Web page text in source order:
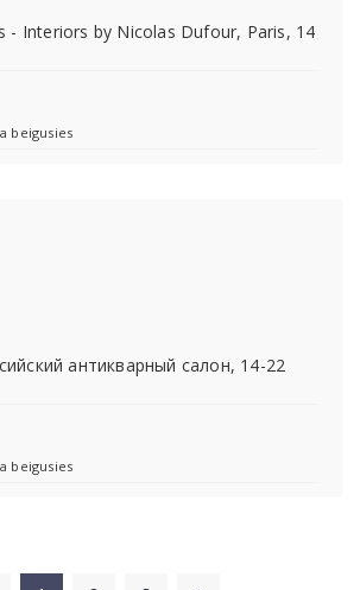
- Interiors by Nicolas Dufour, Paris, 14
beigusies
антикварный салон, 14-22
beigusies